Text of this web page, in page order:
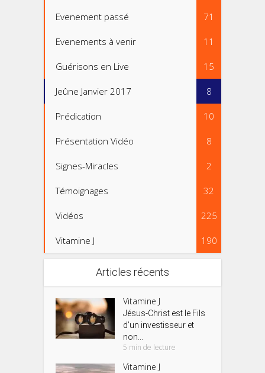
Evenement passé 71
Evenements à venir 11
Guérisons en Live 15
Jeûne Janvier 2017 8
Prédication 10
Présentation Vidéo 8
Signes-Miracles 2
Témoignages 32
Vidéos 225
Vitamine J 190
Articles récents
Vitamine J
Jésus-Christ est le Fils
d’un investisseur et
non...
5 min de lecture
Vitamine J